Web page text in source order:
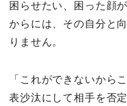
困らせたい、困った顔
からには、その自分と
りません。
「これができないから
表沙汰にして相手を否